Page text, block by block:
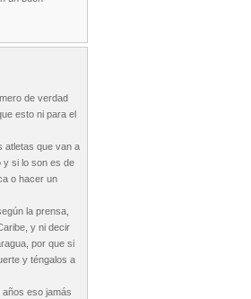
de verdad
esto ni para el
atletas que van a
y si lo son es de
o hacer un
la prensa,
y ni decir
por que si
y téngalos a
eso jamás